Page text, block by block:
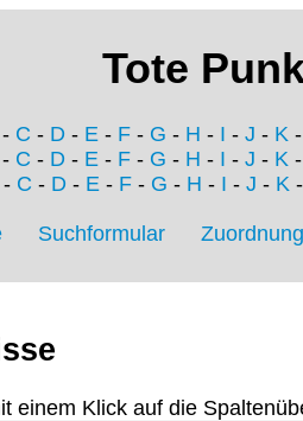
Tote
- C - D - E - F - G - H - I - J - K
- C - D - E - F - G - H - I - J - K
- C - D- E- F- G - H - I - J - K
Suchformular
einem Klick auf die